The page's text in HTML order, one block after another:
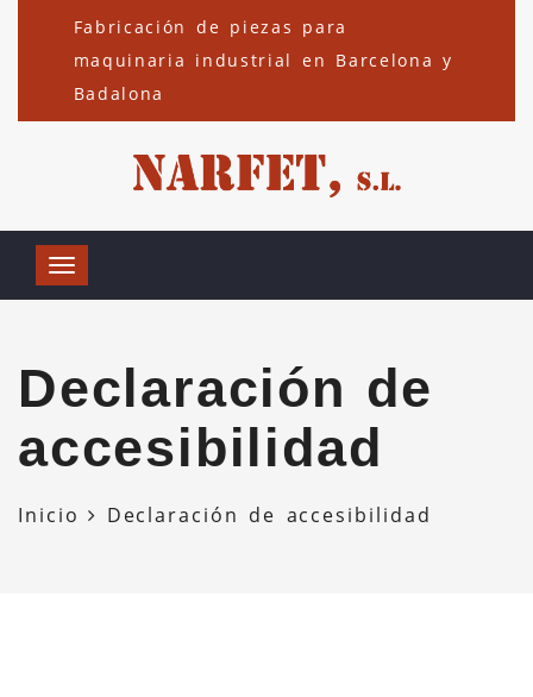
Fabricación de piezas para
maquinaria industrial en Barcelona y
Badalona
Declaración de
accesibilidad
Inicio Declaración de accesibilidad